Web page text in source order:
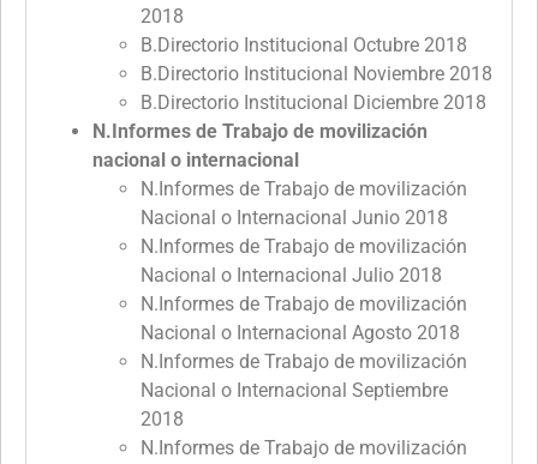
2018
B.Directorio Institucional Octubre 2018
B.Directorio Institucional Noviembre 2018
B.Directorio Institucional Diciembre 2018
N.Informes de Trabajo de movilización
nacional o internacional
N.Informes de Trabajo de movilización
Nacional o Internacional Junio 2018
N.Informes de Trabajo de movilización
Nacional o Internacional Julio 2018
N.Informes de Trabajo de movilización
Nacional o Internacional Agosto 2018
N.Informes de Trabajo de movilización
Nacional o Internacional Septiembre
2018
N.Informes de Trabajo de movilización